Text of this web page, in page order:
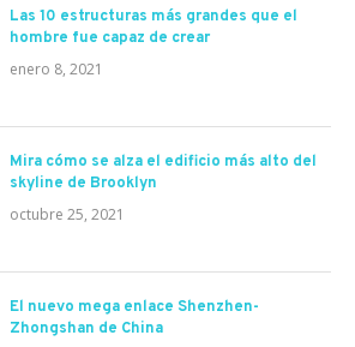
Las 10 estructuras más grandes que el
hombre fue capaz de crear
enero 8, 2021
Mira cómo se alza el edificio más alto del
skyline de Brooklyn
octubre 25, 2021
El nuevo mega enlace Shenzhen-
Zhongshan de China